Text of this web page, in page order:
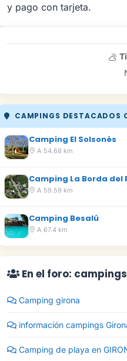
y pago con tarjeta.
CAMPINGS DESTACADOS
Camping El Solsonés
A 54.68 km
Camping La Borda del
A 59.59 km
Camping Besalú
A 67.4 km
En el foro:
Camping girona
información campings
Camping de playa en